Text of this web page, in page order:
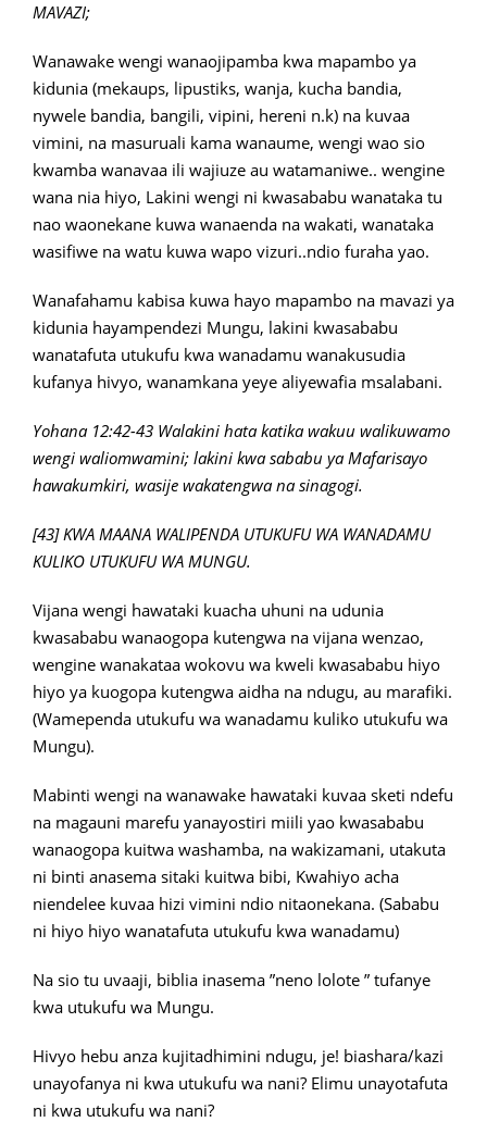
MAVAZI;
Wanawake wengi wanaojipamba kwa mapambo ya
kidunia (mekaups, lipustiks, wanja, kucha bandia,
nywele bandia, bangili, vipini, hereni n.k) na kuvaa
vimini, na masuruali kama wanaume, wengi wao sio
kwamba wanavaa ili wajiuze au watamaniwe.. wengine
wana nia hiyo, Lakini wengi ni kwasababu wanataka tu
nao waonekane kuwa wanaenda na wakati, wanataka
wasifiwe na watu kuwa wapo vizuri..ndio furaha yao.
Wanafahamu kabisa kuwa hayo mapambo na mavazi ya
kidunia hayampendezi Mungu, lakini kwasababu
wanatafuta utukufu kwa wanadamu wanakusudia
kufanya hivyo, wanamkana yeye aliyewafia msalabani.
Yohana 12:42-43 Walakini hata katika wakuu walikuwamo
wengi waliomwamini; lakini kwa sababu ya Mafarisayo
hawakumkiri, wasije wakatengwa na sinagogi.
[43] KWA MAANA WALIPENDA UTUKUFU WA WANADAMU
KULIKO UTUKUFU WA MUNGU.
Vijana wengi hawataki kuacha uhuni na udunia
kwasababu wanaogopa kutengwa na vijana wenzao,
wengine wanakataa wokovu wa kweli kwasababu hiyo
hiyo ya kuogopa kutengwa aidha na ndugu, au marafiki.
(Wamependa utukufu wa wanadamu kuliko utukufu wa
Mungu).
Mabinti wengi na wanawake hawataki kuvaa sketi ndefu
na magauni marefu yanayostiri miili yao kwasababu
wanaogopa kuitwa washamba, na wakizamani, utakuta
ni binti anasema sitaki kuitwa bibi, Kwahiyo acha
niendelee kuvaa hizi vimini ndio nitaonekana. (Sababu
ni hiyo hiyo wanatafuta utukufu kwa wanadamu)
Na sio tu uvaaji, biblia inasema ”neno lolote ” tufanye
kwa utukufu wa Mungu.
Hivyo hebu anza kujitadhimini ndugu, je! biashara/kazi
unayofanya ni kwa utukufu wa nani? Elimu unayotafuta
ni kwa utukufu wa nani?